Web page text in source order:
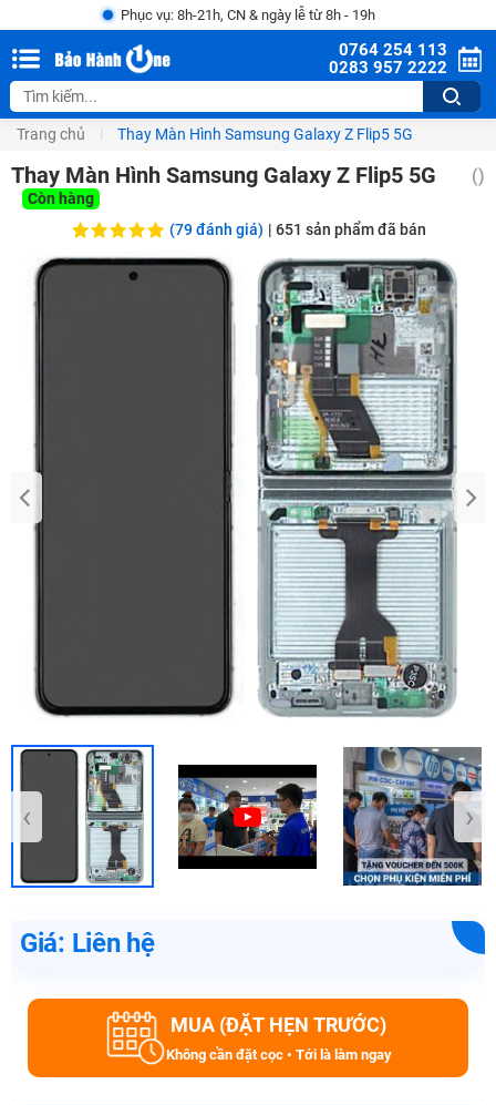
Phục vụ: 8h-21h, CN & ngày lễ từ 8h - 19h
0764 254 113
0283 957 2222
Trang chủ Thay Màn Hình Samsung Galaxy Z Flip5 5G
Thay Màn Hình Samsung Galaxy Z Flip5 5G ()
Còn hàng
(79 đánh giá) | 651 sản phẩm đã bán
‹ ›
Giá: Liên hệ
MUA (ĐẶT HẸN TRƯỚC)
Không cần đặt cọc • Tới là làm ngay